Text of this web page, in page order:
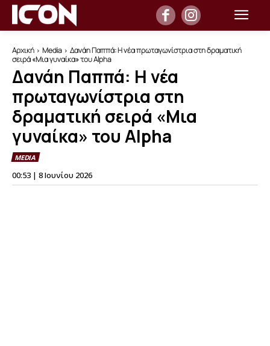
Αρχική Media
Δανάη Παππά: Η νέα πρωταγωνίστρια στη δραματική
σειρά «Μια γυναίκα» του Alpha
Δανάη Παππά: Η νέα
πρωταγωνίστρια στη
δραματική σειρά «Μια
γυναίκα» του Alpha
MEDIA
00:53 | 8 Ιουνίου 2026